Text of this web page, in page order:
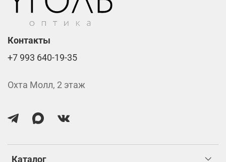
Каталог
Контакты
+7 993 640-19-35
Охта Молл, 2 этаж